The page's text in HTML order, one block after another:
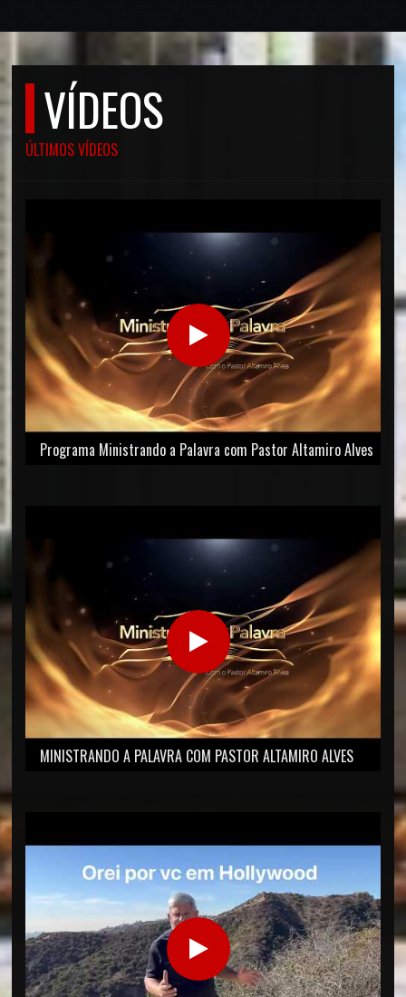
VÍDEOS
ÚLTIMOS VÍDEOS
Programa Ministrando a Palavra com Pastor Altamiro Alves
MINISTRANDO A PALAVRA COM PASTOR ALTAMIRO ALVES